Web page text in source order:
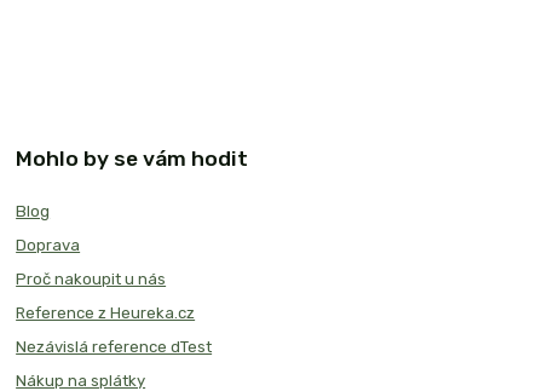
Mohlo by se vám hodit
Blog
Doprava
Proč nakoupit u nás
Reference z Heureka.cz
Nezávislá reference dTest
Nákup na splátky